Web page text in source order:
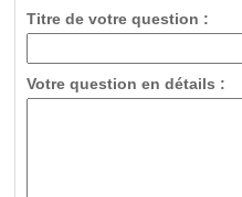
Titre de votre question :
Votre question en détails :